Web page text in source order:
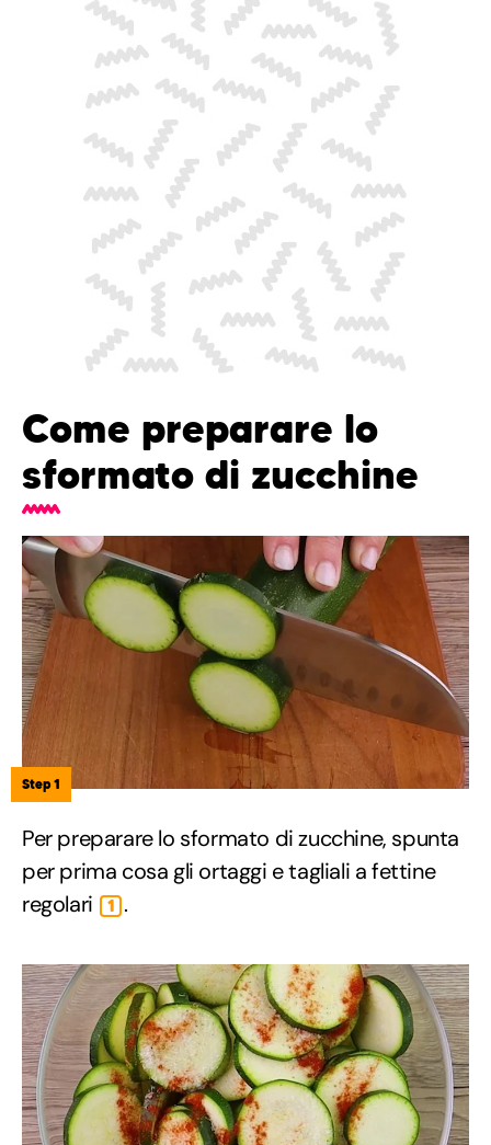
Come preparare lo
sformato di zucchine
Step 1
Per preparare lo sformato di zucchine, spunta
per prima cosa gli ortaggi e tagliali a fettine
regolari
1 .